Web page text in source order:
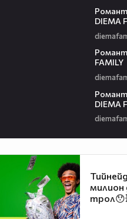
DIEMA
FAMILY
DIEMA
милион